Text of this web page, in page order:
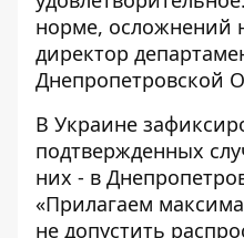
норме, осложнений
директор
Днепропетровской
В Украине
подтвержденных
них - в
«Прилагаем
не допустить